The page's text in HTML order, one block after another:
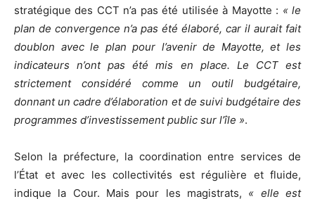
stratégique des CCT n’a pas été utilisée à Mayotte : « le
plan de convergence n’a pas été élaboré, car il aurait fait
doublon avec le plan pour l’avenir de Mayotte, et les
indicateurs n’ont pas été mis en place. Le CCT est
strictement considéré comme un outil budgétaire,
donnant un cadre d’élaboration et de suivi budgétaire des
programmes d’investissement public sur l’île ».
Selon la préfecture, la coordination entre services de
l’État et avec les collectivités est régulière et fluide,
indique la Cour. Mais pour les magistrats, « elle est